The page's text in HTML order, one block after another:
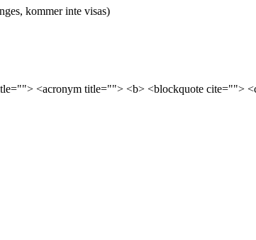
kommer inte visas)
<acronym title=""> <b> <blockquote cite="">